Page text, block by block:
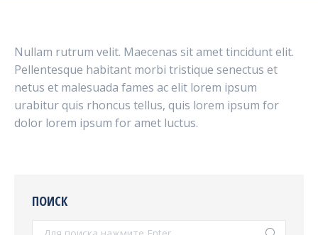
Nullam rutrum velit. Maecenas sit amet tincidunt elit.
Pellentesque habitant morbi tristique senectus et
netus et malesuada fames ac elit lorem ipsum
urabitur quis rhoncus tellus, quis lorem ipsum for
dolor lorem ipsum for amet luctus.
ПОИСК
Поиск: